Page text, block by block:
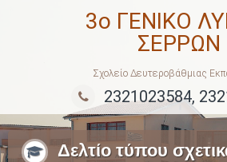
3ο ΓΕΝΙΚΟ
ΣΕΡΡΩΝ
Σχολείο Δευτεροβάθμιας
2321023584,
Δελτίο τύπου